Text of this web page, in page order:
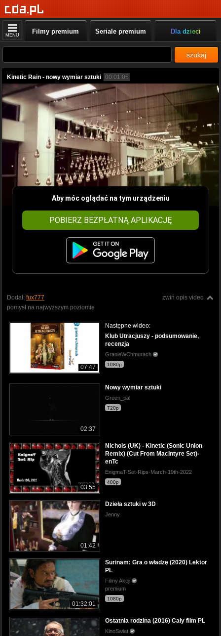
MENU Filmy premium Seriale premium Dla dzieci
szukaj
Kinetic Rain - nowy wymiar sztuki 00:01:05
Aby móc oglądać na tym urządzeniu
POBIERZ BEZPŁATNĄ APLIKACJĘ
zwiń opis video
Dodał: fux777
pomysł na najwyższym poziomie
07:47
Następne wideo:
Klub Utracjuszy - podsumowanie,
recenzja
GranieWChmurach
1080p
02:37
Nowy wymiar sztuki
Green_pal
720p
03:55
Nichols (UK) - Kinetic (Sonic Union
Remix) (Cut From MacIntyre Set)-
enTc
EnigmaT-Set-Rips-March-19th-2022
480p
01:42
Dzieła sztuki w 3D
Jenny
01:32:01
Surinam: Gra o władzę (2020) Lektor
PL
Filmy Akcji
premium
1080p
Ostatnia rodzina (2016) Cały film PL
KinoSwiat